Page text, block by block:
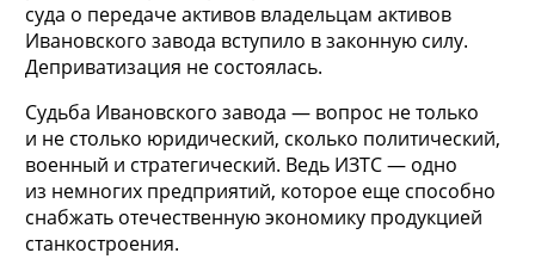
суда о передаче активов владельцам активов
Ивановского завода вступило в законную силу.
Деприватизация не состоялась.
Судьба Ивановского завода — вопрос не только
и не столько юридический, сколько политический,
военный и стратегический. Ведь ИЗТС — одно
из немногих предприятий, которое еще способно
снабжать отечественную экономику продукцией
станкостроения.